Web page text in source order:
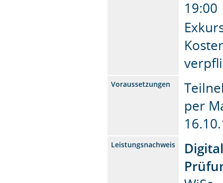
19:00
Voraussetzungen
per
Leistungsnachweis